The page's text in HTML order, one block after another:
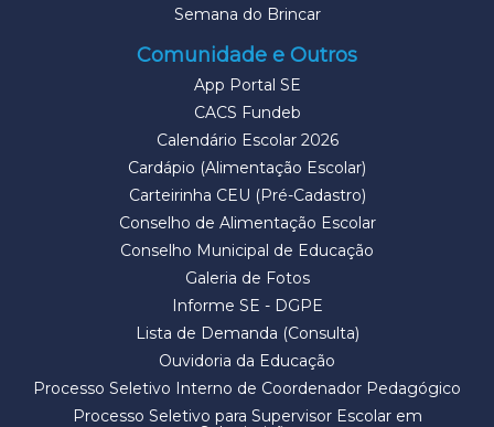
Semana do Brincar
Comunidade e Outros
App Portal SE
CACS Fundeb
Calendário Escolar 2026
Cardápio (Alimentação Escolar)
Carteirinha CEU (Pré-Cadastro)
Conselho de Alimentação Escolar
Conselho Municipal de Educação
Galeria de Fotos
Informe SE - DGPE
Lista de Demanda (Consulta)
Ouvidoria da Educação
Processo Seletivo Interno de Coordenador Pedagógico
Processo Seletivo para Supervisor Escolar em